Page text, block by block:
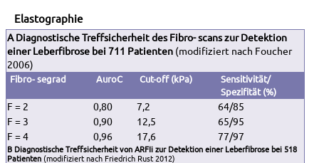
Elastographie
A Diagnostische Treffsicherheit des Fibro- scans zur Detektion
einer Leberfibrose bei 711 Patienten (modifiziert nach Foucher
2006)
Fibro- segrad AuroC Cut-off (kPa)
Sensitivität/
Spezifität (%)
F = 2 0,80 7,2
64/85
F = 3
0,90 12,5
65/95
F = 4
0,96 17,6 77/97
B Diagnostische Treffsicherheit von ARFIi zur Detektion einer Leberfibrose bei 518
Patienten(modifiziert nach Friedrich Rust 2012)